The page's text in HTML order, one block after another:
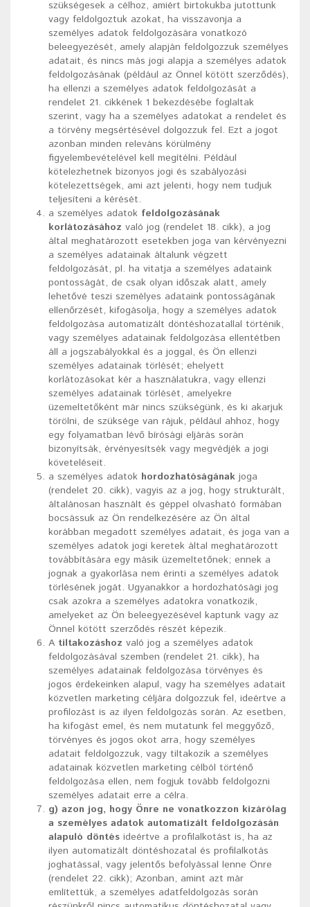
szükségesek a célhoz, amiért birtokukba jutottunk
vagy feldolgoztuk azokat, ha visszavonja a
személyes adatok feldolgozására vonatkozó
beleegyezését, amely alapján feldolgozzuk személyes
adatait, és nincs más jogi alapja a személyes adatok
feldolgozásának (például az Önnel kötött szerződés),
ha ellenzi a személyes adatok feldolgozását a
rendelet 21. cikkének 1 bekezdésébe foglaltak
szerint, vagy ha a személyes adatokat a rendelet és
a törvény megsértésével dolgozzuk fel. Ezt a jogot
azonban minden releváns körülmény
figyelembevételével kell megítélni. Például
kötelezhetnek bizonyos jogi és szabályozási
kötelezettségek, ami azt jelenti, hogy nem tudjuk
teljesíteni a kérését.
a személyes adatok feldolgozásának
korlátozásához való jog (rendelet 18. cikk), a jog
által meghatározott esetekben joga van kérvényezni
a személyes adatainak általunk végzett
feldolgozását, pl. ha vitatja a személyes adataink
pontosságát, de csak olyan időszak alatt, amely
lehetővé teszi személyes adataink pontosságának
ellenőrzését, kifogásolja, hogy a személyes adatok
feldolgozása automatizált döntéshozatallal történik,
vagy személyes adatainak feldolgozása ellentétben
áll a jogszabályokkal és a joggal, és Ön ellenzi
személyes adatainak törlését; ehelyett
korlátozásokat kér a használatukra, vagy ellenzi
személyes adatainak törlését, amelyekre
üzemeltetőként már nincs szükségünk, és ki akarjuk
törölni, de szüksége van rájuk, például ahhoz, hogy
egy folyamatban lévő bírósági eljárás során
bizonyítsák, érvényesítsék vagy megvédjék a jogi
követeléseit.
a személyes adatok hordozhatóságának joga
(rendelet 20. cikk), vagyis az a jog, hogy strukturált,
általánosan használt és géppel olvasható formában
bocsássuk az Ön rendelkezésére az Ön által
korábban megadott személyes adatait, és joga van a
személyes adatok jogi keretek által meghatározott
továbbítására egy másik üzemeltetőnek; ennek a
jognak a gyakorlása nem érinti a személyes adatok
törlésének jogát. Ugyanakkor a hordozhatósági jog
csak azokra a személyes adatokra vonatkozik,
amelyeket az Ön beleegyezésével kaptunk vagy az
Önnel kötött szerződés részét képezik.
A tiltakozáshoz való jog a személyes adatok
feldolgozásával szemben (rendelet 21. cikk), ha
személyes adatainak feldolgozása törvényes és
jogos érdekeinken alapul, vagy ha személyes adatait
közvetlen marketing céljára dolgozzuk fel, ideértve a
profilozást is az ilyen feldolgozás során. Az esetben,
ha kifogást emel, és nem mutatunk fel meggyőző,
törvényes és jogos okot arra, hogy személyes
adatait feldolgozzuk, vagy tiltakozik a személyes
adatainak közvetlen marketing célból történő
feldolgozása ellen, nem fogjuk tovább feldolgozni
személyes adatait erre a célra.
g) azon jog, hogy Önre ne vonatkozzon kizárólag
a személyes adatok automatizált feldolgozásán
alapuló döntés ideértve a profilalkotást is, ha az
ilyen automatizált döntéshozatal és profilalkotás
joghatással, vagy jelentős befolyással lenne Önre
(rendelet 22. cikk); Azonban, amint azt már
említettük, a személyes adatfeldolgozás során